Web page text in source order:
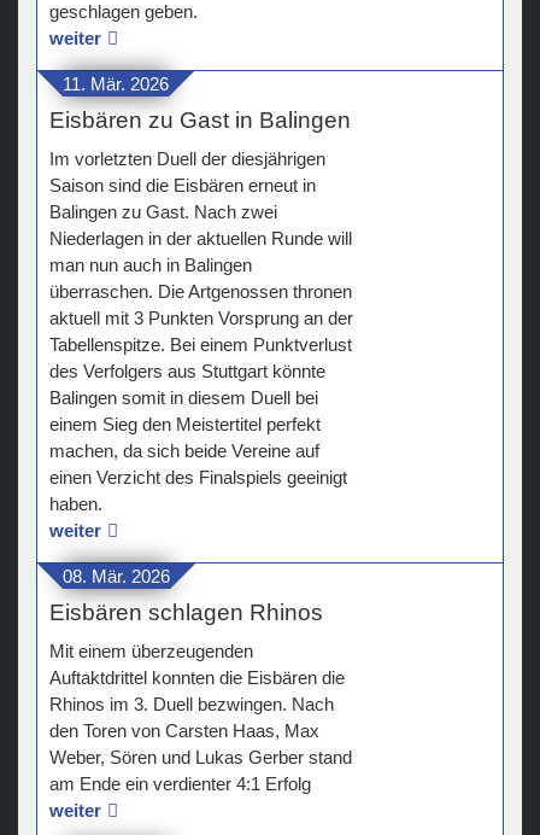
geschlagen geben.
weiter
11. Mär. 2026
Eisbären zu Gast in Balingen
Im vorletzten Duell der diesjährigen
Saison sind die Eisbären erneut in
Balingen zu Gast. Nach zwei
Niederlagen in der aktuellen Runde will
man nun auch in Balingen
überraschen. Die Artgenossen thronen
aktuell mit 3 Punkten Vorsprung an der
Tabellenspitze. Bei einem Punktverlust
des Verfolgers aus Stuttgart könnte
Balingen somit in diesem Duell bei
einem Sieg den Meistertitel perfekt
machen, da sich beide Vereine auf
einen Verzicht des Finalspiels geeinigt
haben.
weiter
08. Mär. 2026
Eisbären schlagen Rhinos
Mit einem überzeugenden
Auftaktdrittel konnten die Eisbären die
Rhinos im 3. Duell bezwingen. Nach
den Toren von Carsten Haas, Max
Weber, Sören und Lukas Gerber stand
am Ende ein verdienter 4:1 Erfolg
weiter